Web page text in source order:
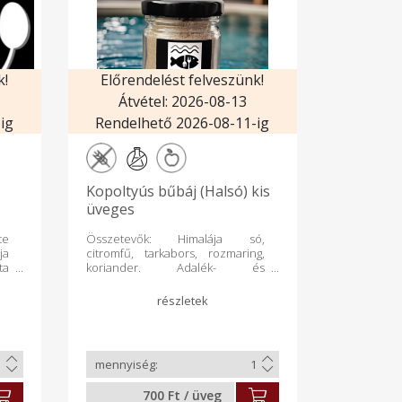
Előrendelést felveszünk!
Átvétel: 2026-08-13
Rendelhető 2026-08-11-ig
Kopoltyús bűbáj (Halsó) kis
üveges
Összetevők: Himalája só,
citromfű, tarkabors, rozmaring,
koriander. Adalék- és
fűszereverék, amelyet halak,
halas ételek, húsok ízesítésére
700 Ft / üveg